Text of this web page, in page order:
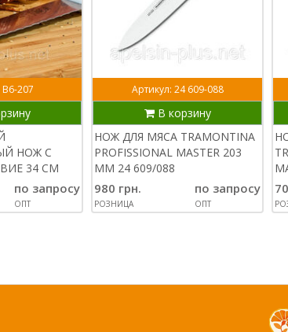
В6-207
НОЖ С
34 СМ
по запросу
ОПТ
Артикул: 24 609-088
В корзину
НОЖ ДЛЯ МЯСА TRAMONTINA
PROFISSIONAL MASTER 203
ММ 24 609/088
980 грн.
РОЗНИЦА
по запросу
ОПТ